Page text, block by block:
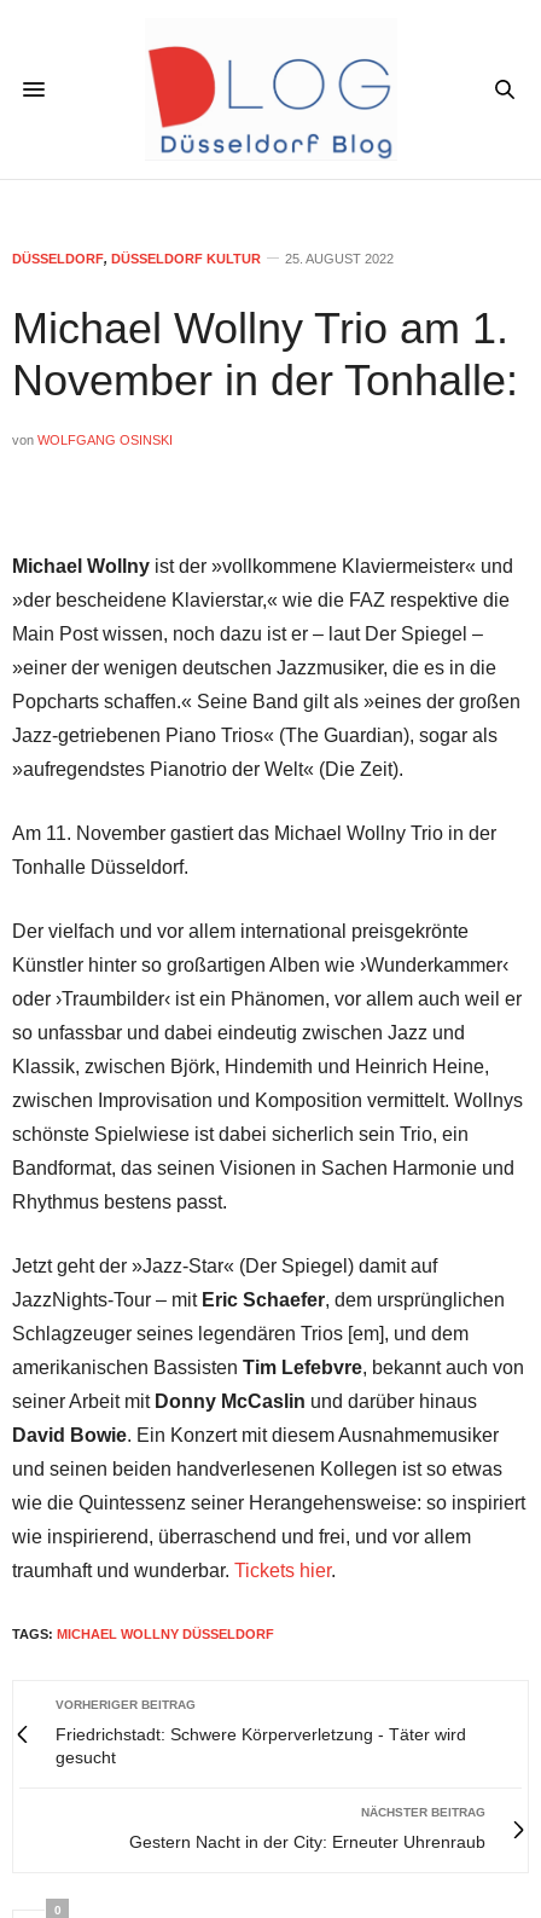
DÜSSELDORF, DÜSSELDORF KULTUR 25. AUGUST 2022
Michael Wollny Trio am 1.
November in der Tonhalle:
von WOLFGANG OSINSKI
Michael Wollny ist der »vollkommene Klaviermeister« und
»der bescheidene Klavierstar,« wie die FAZ respektive die
Main Post wissen, noch dazu ist er – laut Der Spiegel –
»einer der wenigen deutschen Jazzmusiker, die es in die
Popcharts schaffen.« Seine Band gilt als »eines der großen
Jazz-getriebenen Piano Trios« (The Guardian), sogar als
»aufregendstes Pianotrio der Welt« (Die Zeit).
Am 11. November gastiert das Michael Wollny Trio in der
Tonhalle Düsseldorf.
Der vielfach und vor allem international preisgekrönte
Künstler hinter so großartigen Alben wie ›Wunderkammer‹
oder ›Traumbilder‹ ist ein Phänomen, vor allem auch weil er
so unfassbar und dabei eindeutig zwischen Jazz und
Klassik, zwischen Björk, Hindemith und Heinrich Heine,
zwischen Improvisation und Komposition vermittelt. Wollnys
schönste Spielwiese ist dabei sicherlich sein Trio, ein
Bandformat, das seinen Visionen in Sachen Harmonie und
Rhythmus bestens passt.
Jetzt geht der »Jazz-Star« (Der Spiegel) damit auf
JazzNights-Tour – mit Eric Schaefer, dem ursprünglichen
Schlagzeuger seines legendären Trios [em], und dem
amerikanischen Bassisten Tim Lefebvre, bekannt auch von
seiner Arbeit mit Donny McCaslin und darüber hinaus
David Bowie. Ein Konzert mit diesem Ausnahmemusiker
und seinen beiden handverlesenen Kollegen ist so etwas
wie die Quintessenz seiner Herangehensweise: so inspiriert
wie inspirierend, überraschend und frei, und vor allem
traumhaft und wunderbar. Tickets hier.
TAGS: MICHAEL WOLLNY DÜSSELDORF
VORHERIGER BEITRAG
Friedrichstadt: Schwere Körperverletzung - Täter wird
gesucht
NÄCHSTER BEITRAG
Gestern Nacht in der City: Erneuter Uhrenraub
0